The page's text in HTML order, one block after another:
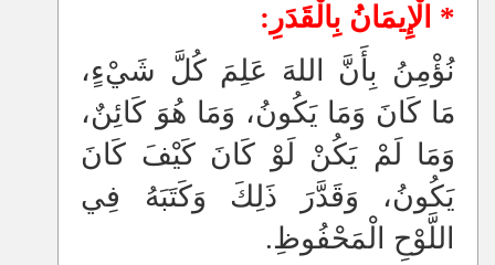
* الْإِيمَانُ بِالْقَدَرِ‏:‏
نُؤْمِنُ بِأَنَّ اللهَ عَلِمَ كُلَّ شَيْءٍ،
مَا كَانَ وَمَا يَكُونُ، وَمَا هُوَ كَائِنٌ،
وَمَا لَمْ يَكُنْ لَوْ كَانَ كَيْفَ كَانَ
يَكُونُ، وَقَدَّرَ ذَلِكَ وَكَتَبَهُ فِي
اللَّوْحِ الْمَحْفُوظِ.